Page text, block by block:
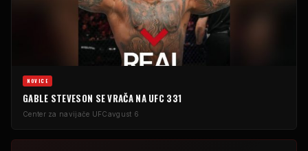
NOVICE
GABLE STEVESON SE VRAČA NA UFC 331
Center za navijače UFCavgust 6